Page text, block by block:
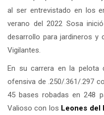
al ser entrevistado en los
verano del 2022 Sosa
desarrollo para jardineros y
Vigilantes.
En su carrera en la pelota
ofensiva de .250/.361/.297
45 bases robadas en 248
Valioso con los Leones del